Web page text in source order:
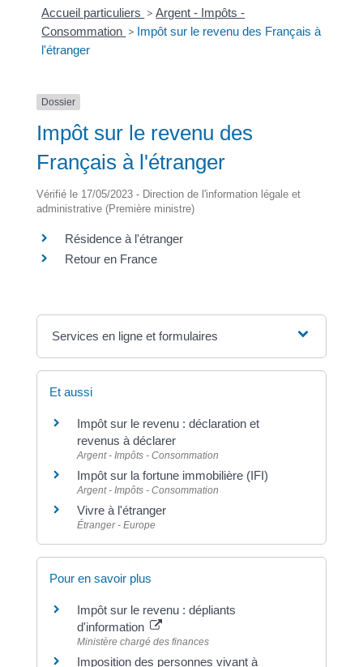
Accueil particuliers > Argent - Impôts -
Consommation > Impôt sur le revenu des Français à
l'étranger
Dossier
Impôt sur le revenu des
Français à l'étranger
Vérifié le 17/05/2023 - Direction de l'information légale et
administrative (Première ministre)
Résidence à l'étranger
Retour en France
Services en ligne et formulaires
Et aussi
Impôt sur le revenu : déclaration et
revenus à déclarer
Argent - Impôts - Consommation
Impôt sur la fortune immobilière (IFI)
Argent - Impôts - Consommation
Vivre à l'étranger
Étranger - Europe
Pour en savoir plus
Impôt sur le revenu : dépliants
d'information
Ministère chargé des finances
Imposition des personnes vivant à